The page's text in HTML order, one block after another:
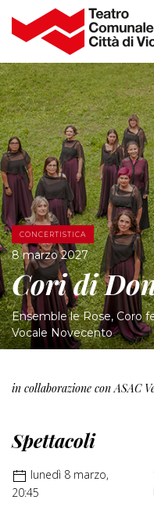
CONCERTISTICA
8 marzo 2027
Cori di
Ensemble le Rose, Coro
Vocale Novecento
in collaborazione con ASAC
Spettacoli
lunedì 8 marzo,
20:45